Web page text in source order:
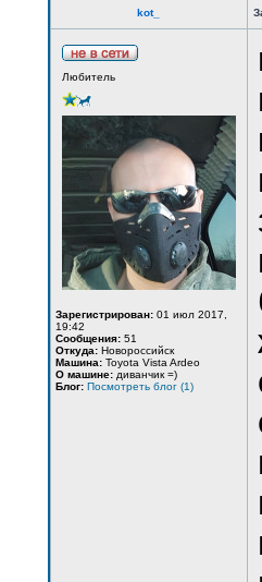
kot_
Любитель
Зарегистрирован: 01 июл 2017,
19:42
Сообщения: 51
Откуда: Новороссийск
Машина: Toyota Vista Ardeo
О машине: диванчик =)
Блог: Посмотреть блог (1)